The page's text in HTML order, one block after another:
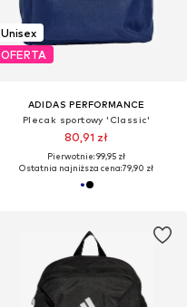
Unisex
OFERTA
ADIDAS PERFORMANCE
Plecak sportowy 'Classic'
80,91 zł
Pierwotnie: 99,95 zł
Ostatnia najniższa cena:79,90 zł